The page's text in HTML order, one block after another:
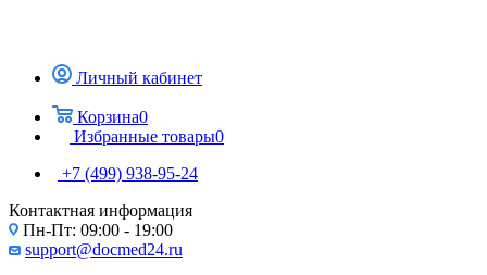
Личный кабинет
Корзина0
Избранные товары0
+7 (499) 938-95-24
Контактная информация
Пн-Пт: 09:00 - 19:00
support@docmed24.ru